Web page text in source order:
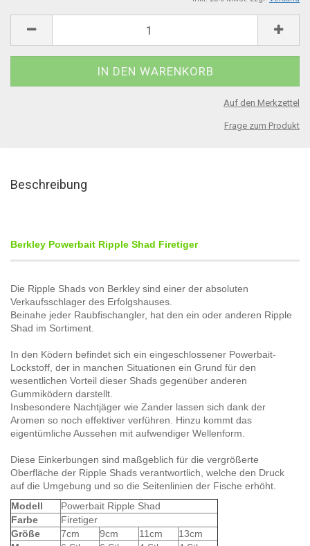
Auf den Merkzettel
Frage zum Produkt
Beschreibung
Berkley Powerbait Ripple Shad Firetiger
Die Ripple Shads von Berkley sind einer der absoluten
Verkaufsschlager des Erfolgshauses.
Beinahe jeder Raubfischangler, hat den ein oder anderen Ripple
Shad im Sortiment.
In den Ködern befindet sich ein eingeschlossener Powerbait-
Lockstoff, der in manchen Situationen ein Grund für den
wesentlichen Vorteil dieser Shads gegenüber anderen
Gummiködern darstellt.
Insbesondere Nachtjäger wie Zander lassen sich dank der
Aromen so noch effektiver verführen. Hinzu kommt das
eigentümliche Aussehen mit aufwendiger Wellenform.
Diese Einkerbungen sind maßgeblich für die vergrößerte
Oberfläche der Ripple Shads verantwortlich, welche den Druck
auf die Umgebung und so die Seitenlinien der Fische erhöht.
Modell
Powerbait Ripple Shad
Farbe
Firetiger
Größe
7cm 9cm 11cm
13cm